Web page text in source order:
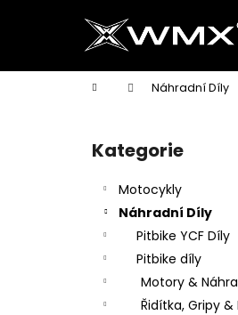
Domů Náhradní Díly
Přeskočit
kategorie
Kategorie
Motocykly
Náhradní Díly
Pitbike YCF Díly
Pitbike díly
Motory &
Řidítka, Gripy
í
Zpět
do
Zpět
do